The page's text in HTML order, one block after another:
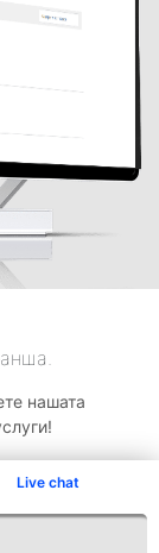
Live chat
нашата